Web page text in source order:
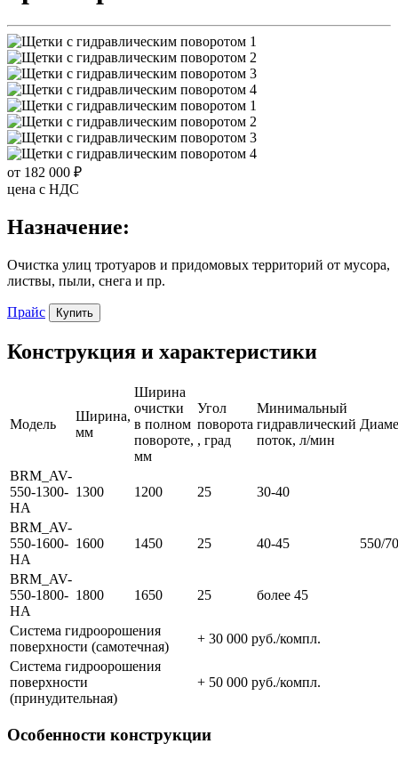
от 182 000 ₽
цена c НДС
Назначение:
Очистка улиц тротуаров и придомовых территорий от мусора,
листвы, пыли, снега и пр.
Прайс Купить
Конструкция и характеристики
Модель
Ширина,
мм
Ширина
очистки
в полном
повороте,
мм
Угол
поворота
, град
Минимальный
гидравлический
поток, л/мин
BRM_AV-
550-1300-
HA
1300 1200 25 30-40
550/
BRM_AV-
550-1600-
HA
1600 1450 25 40-45
BRM_AV-
550-1800-
HA
1800 1650 25 более 45
Система гидроорошения
поверхности (самотечная)
+ 30 000 руб./компл.
Система гидроорошения
поверхности
(принудительная)
+ 50 000 руб./компл.
Особенности конструкции